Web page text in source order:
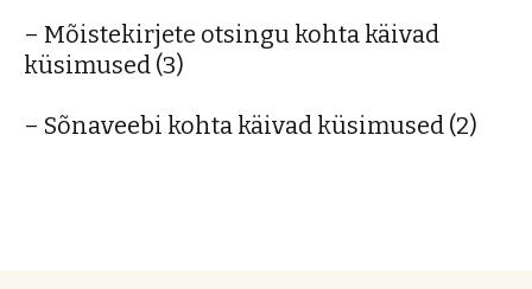
– Mõistekirjete otsingu kohta käivad
küsimused (3)
– Sõnaveebi kohta käivad küsimused (2)